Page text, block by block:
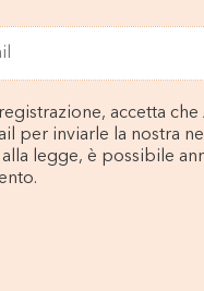
accetta
per inviarle la nostra
legge, è possibile